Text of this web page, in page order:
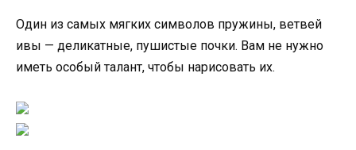
Один из самых мягких символов пружины, ветвей
ивы — деликатные, пушистые почки. Вам не нужно
иметь особый талант, чтобы нарисовать их.